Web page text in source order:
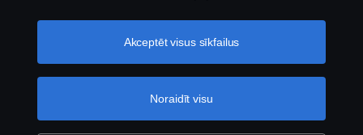
Juridisks paziņojums
Paziņojums par privātumu
Sīkdatnes
Noraidīt visu
Akceptēt visus sīkfailus